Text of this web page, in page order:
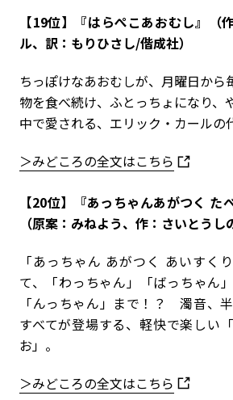
【19位】『はらぺこあおむし』（
ル、訳：もりひさし/偕成社）
ちっぽけなあおむしが、月曜日から
物を食べ続け、ふとっちょになり
中で愛される、エリック・カールの
＞みどころの全文はこちら
【20位】『あっちゃんあがつく た
（原案：みねよう、作：さいとうし
「あっちゃん あがつく あいすく
て、「わっちゃん」「ばっちゃん
「んっちゃん」まで！？ 濁音、
すべてが登場する、軽快で楽しい
お」。
＞みどころの全文はこちら